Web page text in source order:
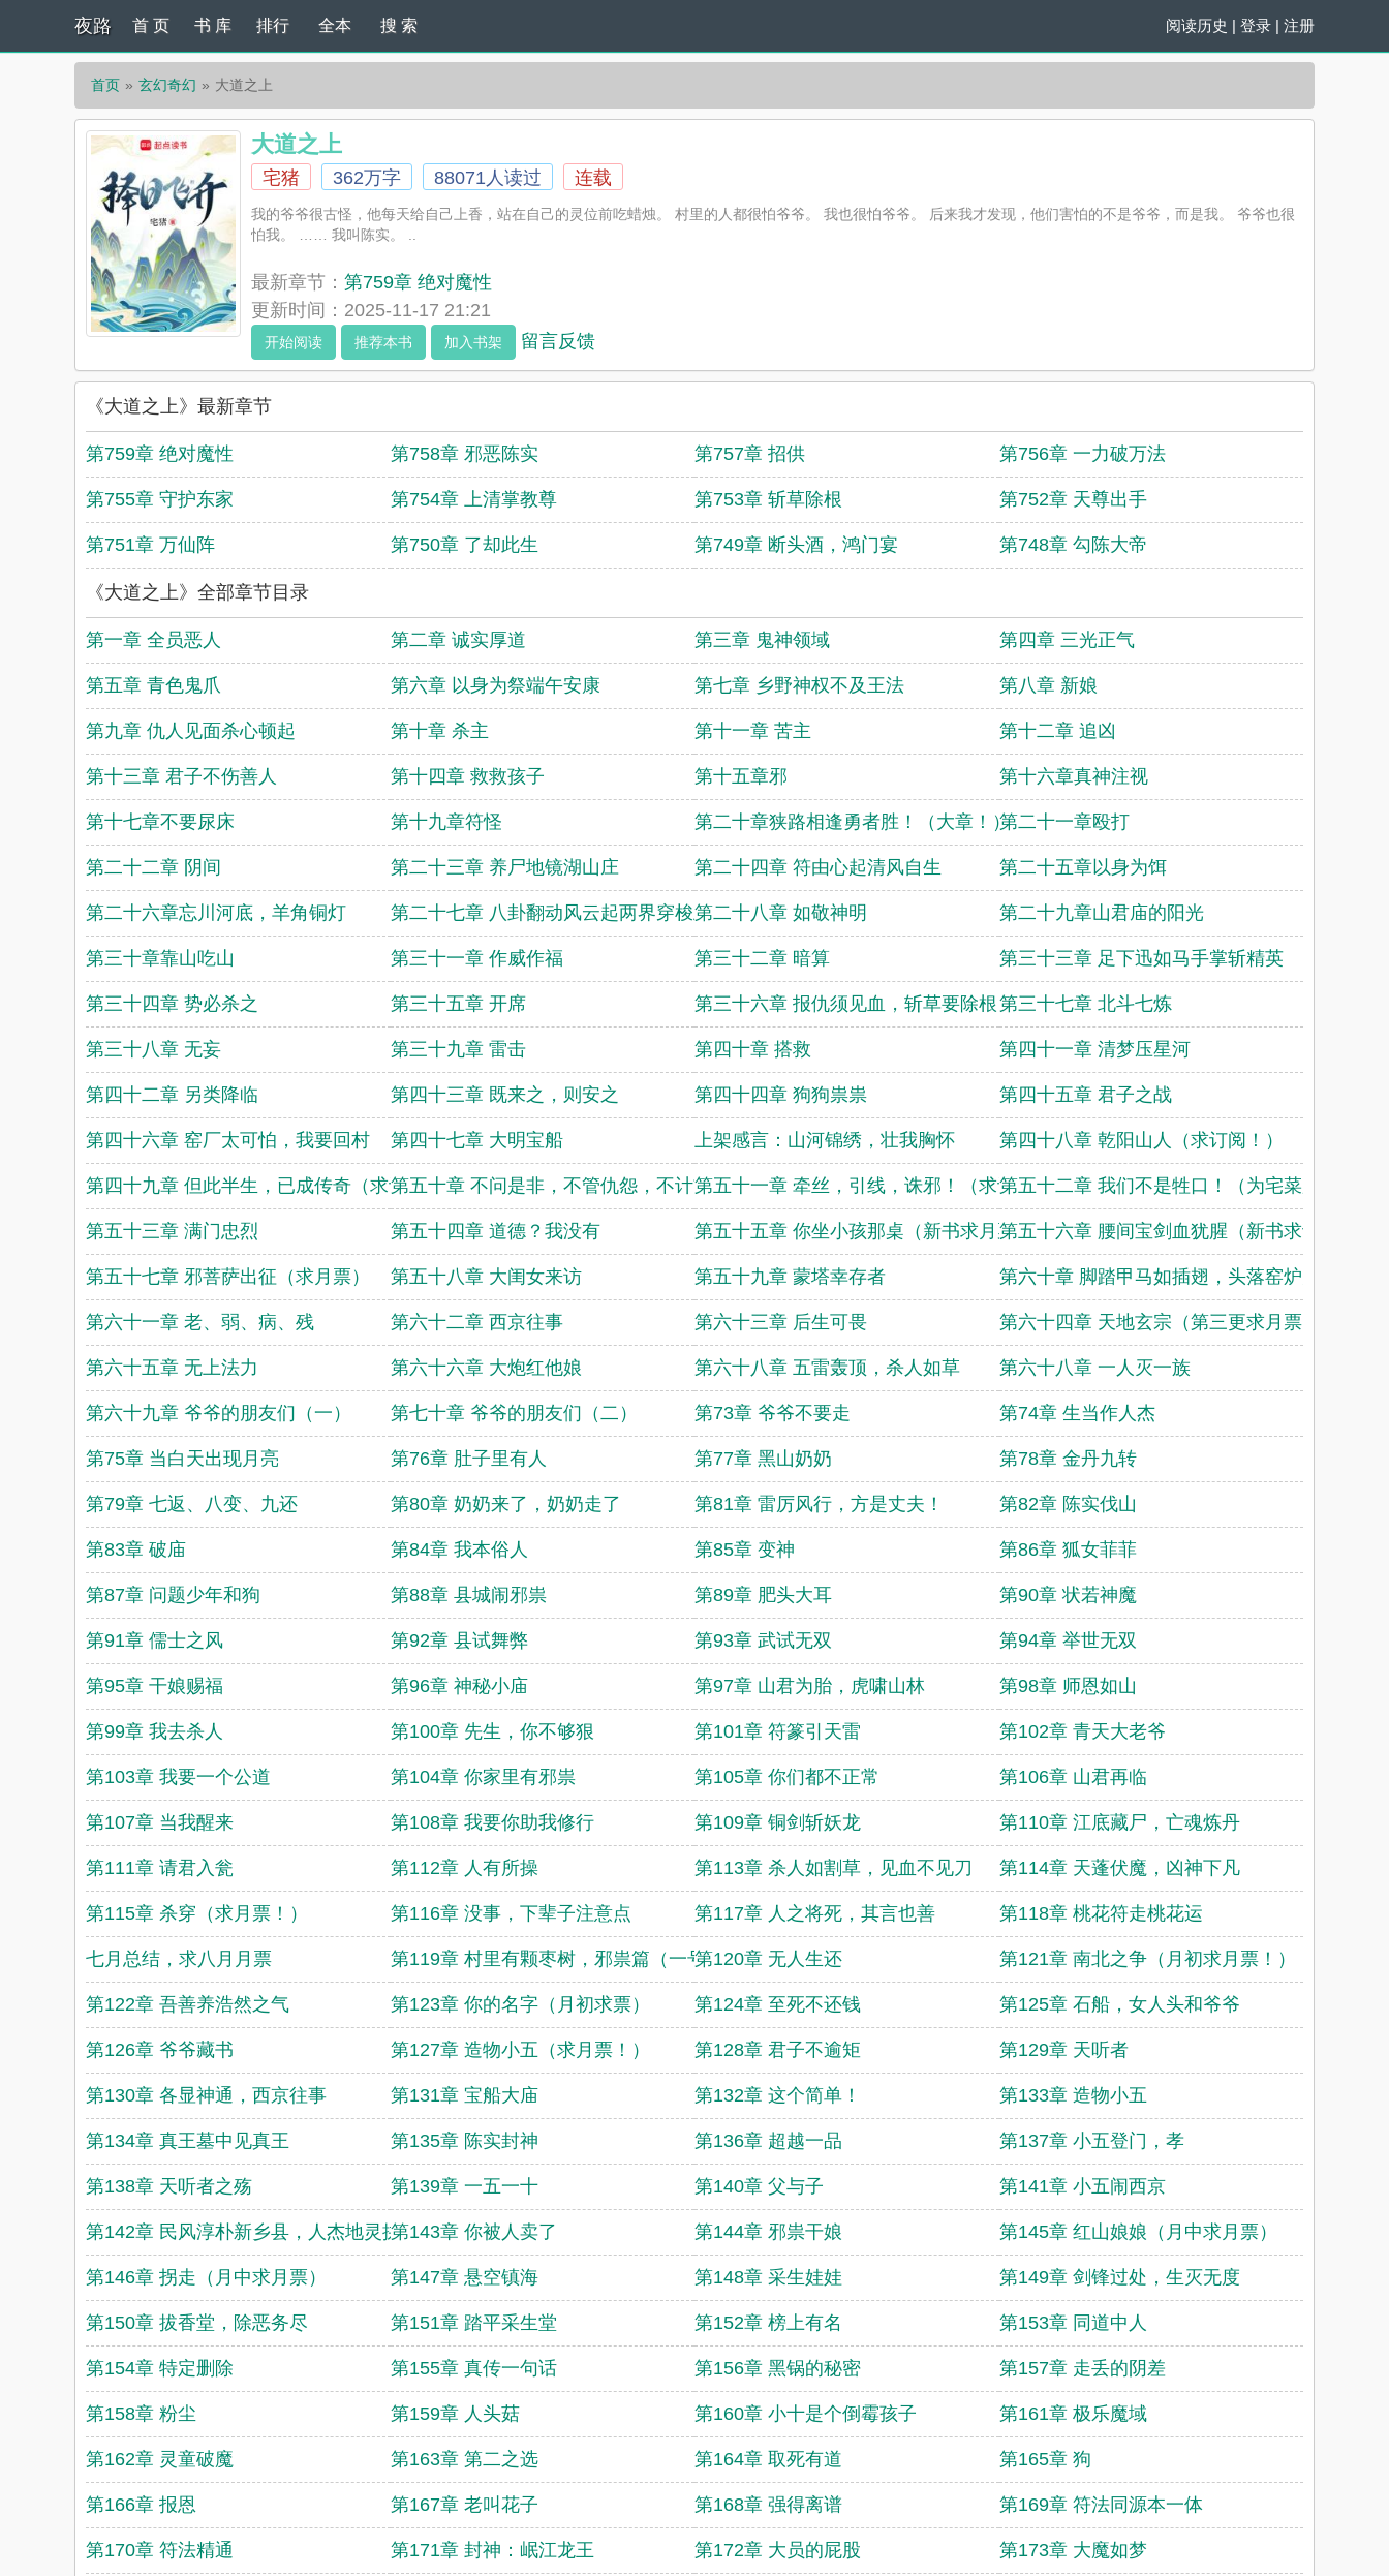
夜路 阅读历史 | 登录 | 注册
首 页 书 库 排行 全本 搜 索
首页 玄幻奇幻 大道之上
大道之上
宅猪 362万字 88071人读过 连载
我的爷爷很古怪，他每天给自己上香，站在自己的灵位前吃蜡烛。 村里的人都很怕爷爷。 我也很怕爷爷。 后来我才发现，他们害怕的不是爷爷，而是我。 爷爷也很
怕我。 …… 我叫陈实。 ..
最新章节： 第759章 绝对魔性
更新时间：2025-11-17 21:21
开始阅读 推荐本书 加入书架 留言反馈
《大道之上》最新章节
第759章 绝对魔性 第758章 邪恶陈实 第757章 招供 第756章 一力破万法
第755章 守护东家 第754章 上清掌教尊 第753章 斩草除根 第752章 天尊出手
第751章 万仙阵 第750章 了却此生 第749章 断头酒，鸿门宴 第748章 勾陈大帝
《大道之上》全部章节目录
第一章 全员恶人 第二章 诚实厚道 第三章 鬼神领域 第四章 三光正气
第五章 青色鬼爪 第六章 以身为祭端午安康 第七章 乡野神权不及王法 第八章 新娘
第九章 仇人见面杀心顿起 第十章 杀主 第十一章 苦主 第十二章 追凶
第十三章 君子不伤善人 第十四章 救救孩子 第十五章邪 第十六章真神注视
第十七章不要尿床 第十九章符怪 第二十章狭路相逢勇者胜！（大章！）第二十一章殴打
第二十二章 阴间 第二十三章 养尸地镜湖山庄 第二十四章 符由心起清风自生 第二十五章以身为饵
第二十六章忘川河底，羊角铜灯 第二十七章 八卦翻动风云起两界穿梭跃龙门第二十八章 如敬神明 第二十九章山君庙的阳光
第三十章靠山吃山 第三十一章 作威作福 第三十二章 暗算 第三十三章 足下迅如马手掌斩精英
第三十四章 势必杀之 第三十五章 开席 第三十六章 报仇须见血，斩草要除根第三十七章 北斗七炼
第三十八章 无妄 第三十九章 雷击 第四十章 搭救 第四十一章 清梦压星河
第四十二章 另类降临 第四十三章 既来之，则安之 第四十四章 狗狗祟祟 第四十五章 君子之战
第四十六章 窑厂太可怕，我要回村 第四十七章 大明宝船 上架感言：山河锦绣，壮我胸怀 第四十八章 乾阳山人（求订阅！）
第四十九章 但此半生，已成传奇（求订阅！）第五十章 不问是非，不管仇怨，不计前程（求订阅！）第五十一章 牵丝，引线，诛邪！（求订阅！）第五十二章 我们不是牲口！（为宅菜加更！）
第五十三章 满门忠烈 第五十四章 道德？我没有 第五十五章 你坐小孩那桌（新书求月票）第五十六章 腰间宝剑血犹腥（新书求订阅）
第五十七章 邪菩萨出征（求月票） 第五十八章 大闺女来访 第五十九章 蒙塔幸存者 第六十章 脚踏甲马如插翅，头落窑炉火自生
第六十一章 老、弱、病、残 第六十二章 西京往事 第六十三章 后生可畏 第六十四章 天地玄宗（第三更求月票）
第六十五章 无上法力 第六十六章 大炮红他娘 第六十八章 五雷轰顶，杀人如草 第六十八章 一人灭一族
第六十九章 爷爷的朋友们（一） 第七十章 爷爷的朋友们（二） 第73章 爷爷不要走 第74章 生当作人杰
第75章 当白天出现月亮 第76章 肚子里有人 第77章 黑山奶奶 第78章 金丹九转
第79章 七返、八变、九还 第80章 奶奶来了，奶奶走了 第81章 雷厉风行，方是丈夫！ 第82章 陈实伐山
第83章 破庙 第84章 我本俗人 第85章 变神 第86章 狐女菲菲
第87章 问题少年和狗 第88章 县城闹邪祟 第89章 肥头大耳 第90章 状若神魔
第91章 儒士之风 第92章 县试舞弊 第93章 武试无双 第94章 举世无双
第95章 干娘赐福 第96章 神秘小庙 第97章 山君为胎，虎啸山林 第98章 师恩如山
第99章 我去杀人 第100章 先生，你不够狠 第101章 符篆引天雷 第102章 青天大老爷
第103章 我要一个公道 第104章 你家里有邪祟 第105章 你们都不正常 第106章 山君再临
第107章 当我醒来 第108章 我要你助我修行 第109章 铜剑斩妖龙 第110章 江底藏尸，亡魂炼丹
第111章 请君入瓮 第112章 人有所操 第113章 杀人如割草，见血不见刀 第114章 天蓬伏魔，凶神下凡
第115章 杀穿（求月票！） 第116章 没事，下辈子注意点 第117章 人之将死，其言也善 第118章 桃花符走桃花运
七月总结，求八月月票 第119章 村里有颗枣树，邪祟篇（一号求月票！）
第120章 无人生还 第121章 南北之争（月初求月票！）
第122章 吾善养浩然之气 第123章 你的名字（月初求票） 第124章 至死不还钱 第125章 石船，女人头和爷爷
第126章 爷爷藏书 第127章 造物小五（求月票！） 第128章 君子不逾矩 第129章 天听者
第130章 各显神通，西京往事 第131章 宝船大庙 第132章 这个简单！ 第133章 造物小五
第134章 真王墓中见真王 第135章 陈实封神 第136章 超越一品 第137章 小五登门，孝
第138章 天听者之殇 第139章 一五一十 第140章 父与子 第141章 小五闹西京
第142章 民风淳朴新乡县，人杰地灵拱州省第143章 你被人卖了 第144章 邪祟干娘 第145章 红山娘娘（月中求月票）
第146章 拐走（月中求月票） 第147章 悬空镇海 第148章 采生娃娃 第149章 剑锋过处，生灭无度
第150章 拔香堂，除恶务尽 第151章 踏平采生堂 第152章 榜上有名 第153章 同道中人
第154章 特定删除 第155章 真传一句话 第156章 黑锅的秘密 第157章 走丢的阴差
第158章 粉尘 第159章 人头菇 第160章 小十是个倒霉孩子 第161章 极乐魔域
第162章 灵童破魔 第163章 第二之选 第164章 取死有道 第165章 狗
第166章 报恩 第167章 老叫花子 第168章 强得离谱 第169章 符法同源本一体
第170章 符法精通 第171章 封神：岷江龙王 第172章 大员的屁股 第173章 大魔如梦